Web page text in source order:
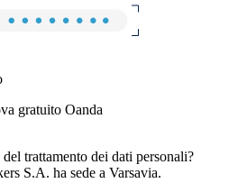
gratuito Oanda
trattamento dei dati personali?
S.A. ha sede a Varsavia.